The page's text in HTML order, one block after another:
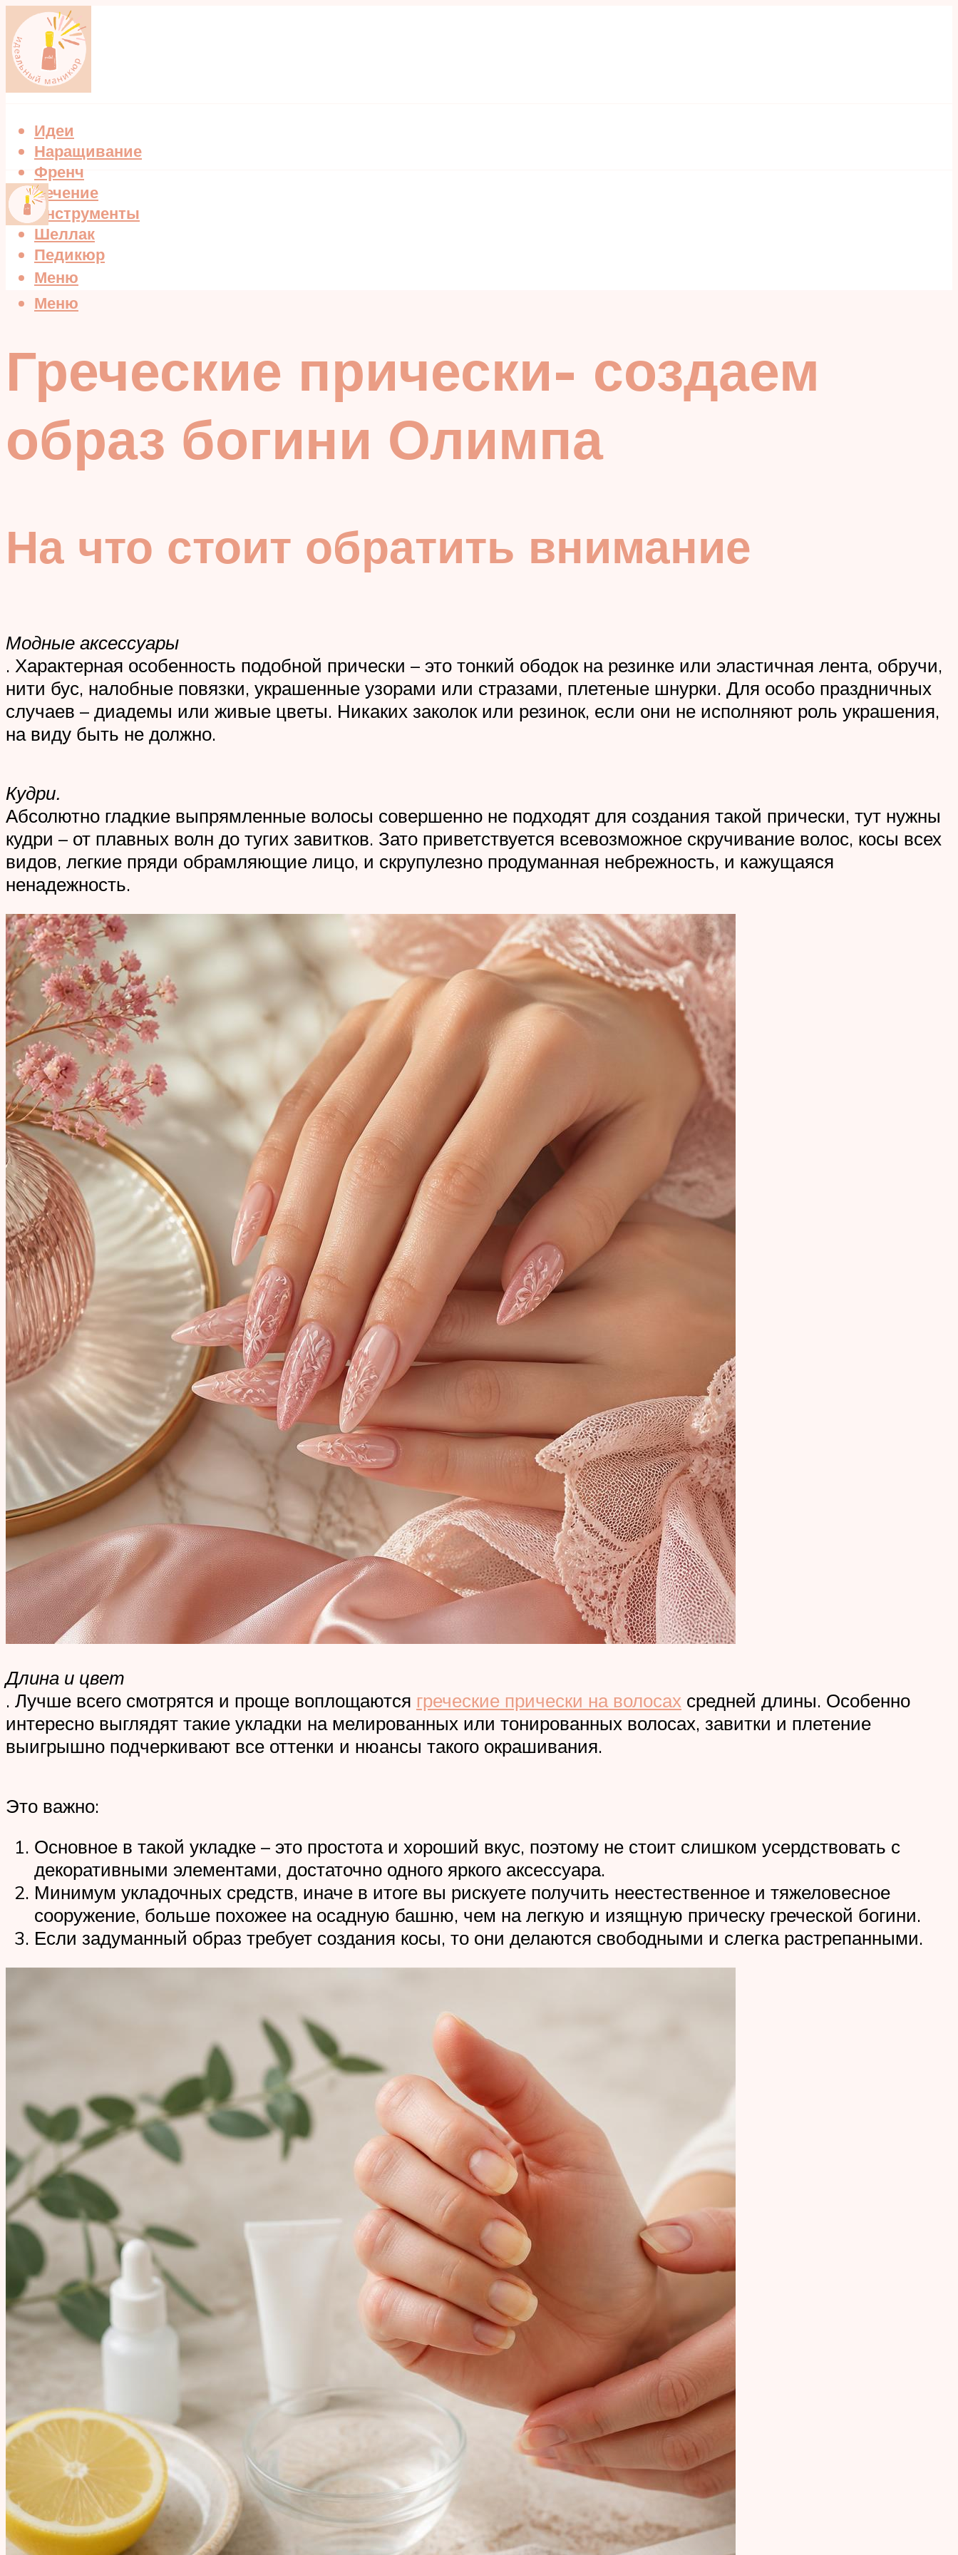
Идеи
Наращивание
Френч
Лечение
Инструменты
Шеллак
Педикюр
Меню
Меню
Греческие прически- создаем
образ богини Олимпа
На что стоит обратить внимание
Модные аксессуары
. Характерная особенность подобной прически – это тонкий ободок на резинке или эластичная лента, обручи,
нити бус, налобные повязки, украшенные узорами или стразами, плетеные шнурки. Для особо праздничных
случаев – диадемы или живые цветы. Никаких заколок или резинок, если они не исполняют роль украшения,
на виду быть не должно.
Кудри.
Абсолютно гладкие выпрямленные волосы совершенно не подходят для создания такой прически, тут нужны
кудри – от плавных волн до тугих завитков. Зато приветствуется всевозможное скручивание волос, косы всех
видов, легкие пряди обрамляющие лицо, и скрупулезно продуманная небрежность, и кажущаяся
ненадежность.
Длина и цвет
. Лучше всего смотрятся и проще воплощаются греческие прически на волосах средней длины. Особенно
интересно выглядят такие укладки на мелированных или тонированных волосах, завитки и плетение
выигрышно подчеркивают все оттенки и нюансы такого окрашивания.
Это важно:
Основное в такой укладке – это простота и хороший вкус, поэтому не стоит слишком усердствовать с
декоративными элементами, достаточно одного яркого аксессуара.
Минимум укладочных средств, иначе в итоге вы рискуете получить неестественное и тяжеловесное
сооружение, больше похожее на осадную башню, чем на легкую и изящную прическу греческой богини.
Если задуманный образ требует создания косы, то они делаются свободными и слегка растрепанными.